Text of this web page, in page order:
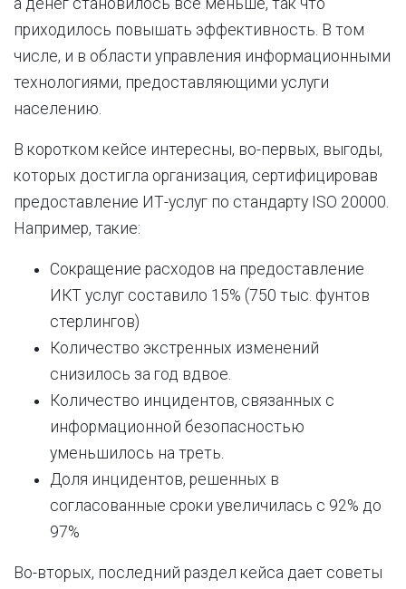
а денег становилось все меньше, так что
приходилось повышать эффективность. В том
числе, и в области управления информационными
технологиями, предоставляющими услуги
населению.
В коротком кейсе интересны, во-первых, выгоды,
которых достигла организация, сертифицировав
предоставление ИТ-услуг по стандарту ISO 20000.
Например, такие:
Сокращение расходов на предоставление
ИКТ услуг составило 15% (750 тыс. фунтов
стерлингов)
Количество экстренных изменений
снизилось за год вдвое.
Количество инцидентов, связанных с
информационной безопасностью
уменьшилось на треть.
Доля инцидентов, решенных в
согласованные сроки увеличилась с 92% до
97%
Во-вторых, последний раздел кейса дает советы